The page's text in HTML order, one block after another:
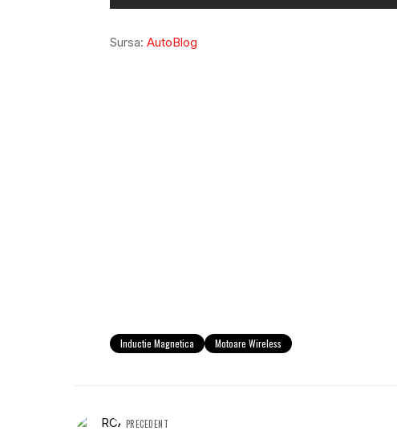
Sursa: AutoBlog
Inductie Magnetica Motoare Wireless
PRECEDENT